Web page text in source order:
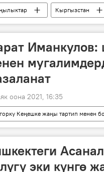
Кыргызстан
экономикалык биримдик
Иманкулов:
оона 2021, 16:35
Кеңешке жаңы тартип менен
Кыргызстан
эки күнгө